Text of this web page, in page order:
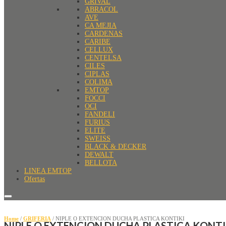
ABRACOL
AVE
CA MEJIA
CARDENAS
CARIBE
CELLUX
CENTELSA
CILES
CIPLAS
COLIMA
EMTOP
FOCCI
OCI
FANDELI
FURIUS
ELITE
SWEISS
BLACK & DECKER
DEWALT
BELLOTA
LINEA EMTOP
Ofertas
Home / GRIFERIA / NIPLE O EXTENCION DUCHA PLASTICA KONTIKI